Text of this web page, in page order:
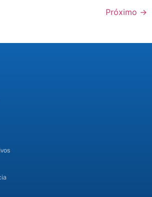
Próximo →